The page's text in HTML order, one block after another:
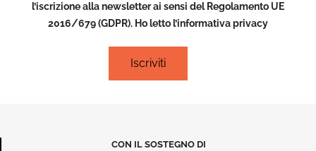
l’iscrizione alla newsletter ai sensi del Regolamento UE
2016/679 (GDPR). Ho letto l’informativa privacy
CON IL SOSTEGNO DI